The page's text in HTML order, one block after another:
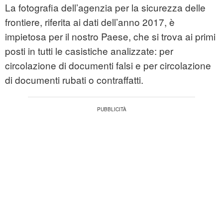
La fotografia dell’agenzia per la sicurezza delle
frontiere, riferita ai dati dell’anno 2017, è
impietosa per il nostro Paese, che si trova ai primi
posti in tutti le casistiche analizzate: per
circolazione di documenti falsi e per circolazione
di documenti rubati o contraffatti.